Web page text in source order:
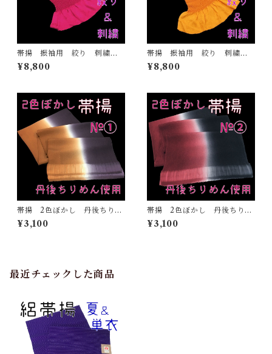
帯揚 振袖用 絞り 刺繍
赤紫 正絹 日本製 着物
ふりそで ママ振 成人式
¥8,800
帯揚 振袖用 絞り 刺繍
山吹色 正絹 日本製 着
物 ふりそで ママ振 成人
¥8,800
帯揚 2色ぼかし 丹後ちりめ
ん 正絹 日本製 和装小
物 おしゃれ おびあげ 着
¥3,100
帯揚 2色ぼかし 丹後ちりめ
ん 正絹 日本製 和装小
物 おしゃれ おびあげ 着
¥3,100
最近チェックした商品